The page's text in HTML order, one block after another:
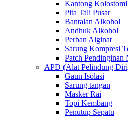
Kantong Kolostomi
Pita Tali Pusar
Bantalan Alkohol
Andhuk Alkohol
Perban Alginat
Sarung Kompresi
Patch Pendinginan
APD (Alat Pelindung
Gaun Isolasi
Sarung tangan
Masker Rai
Topi Kembang
Penutup Sepatu